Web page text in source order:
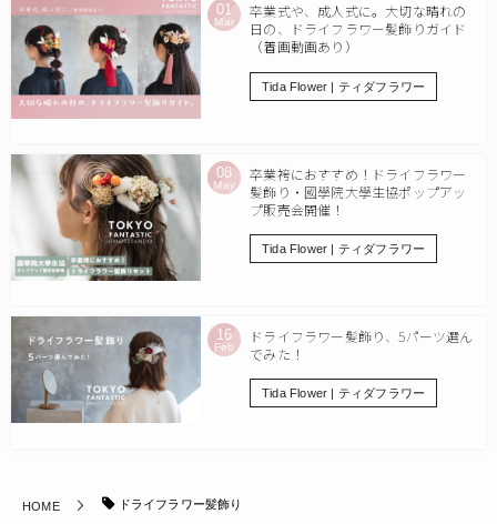
01
Mar
卒業式や、成人式に。大切な晴れの
日の、ドライフラワー髪飾りガイド
（着画動画あり）
Tida Flower | ティダフラワー
08
May
卒業袴におすすめ！ドライフラワー
髪飾り・國學院大學生協ポップアッ
プ販売会開催！
Tida Flower | ティダフラワー
16
Feb
ドライフラワー髪飾り、5パーツ選ん
でみた！
Tida Flower | ティダフラワー
HOME ドライフラワー髪飾り